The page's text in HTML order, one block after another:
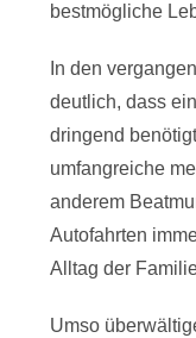
bestmögliche
In den
deutlich, dass
dringend
umfangreiche
anderem
Autofahrten
Alltag der
Umso